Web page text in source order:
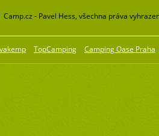
- Pavel Hess, všechna práva
TopCamping Camping Oase Praha